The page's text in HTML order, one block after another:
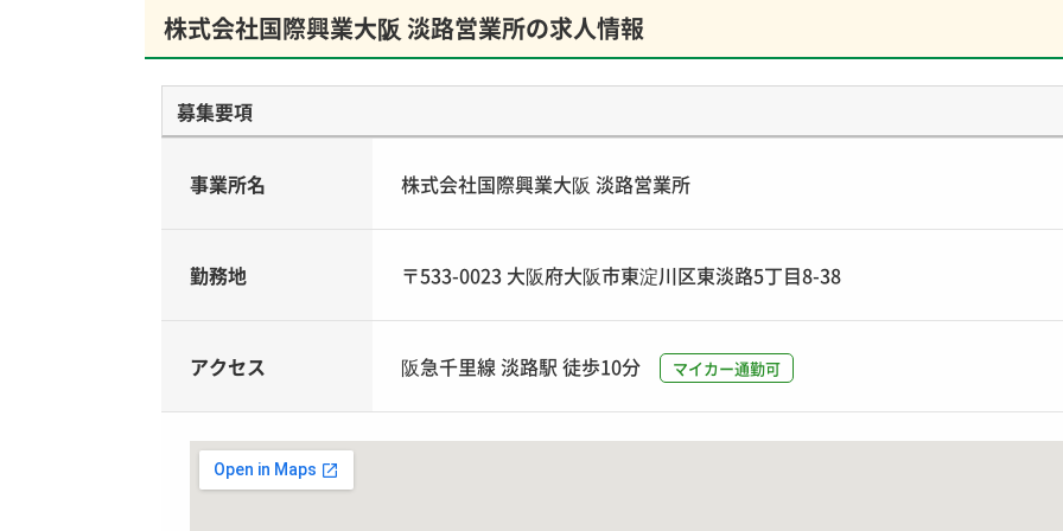
株式会社国際興業大阪 淡路営業所の求人情報
募集要項
事業所名 株式会社国際興業大阪 淡路営業所
勤務地 〒533-0023 大阪府大阪市東淀川区東淡路5丁目8-38
アクセス 阪急千里線 淡路駅 徒歩10分 マイカー通勤可